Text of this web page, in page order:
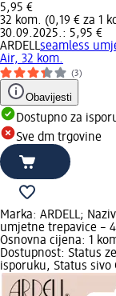
5,95 €
32 kom. (0,19 € za 1
30.09.2025.: 5,95 €
ARDELLseamless
Air, 32 kom.
(3)
Obavijesti
Dostupno za
Sve dm trgovine
Marka: ARDELL;
umjetne trepavice –
Osnovna cijena: 1
Dostupnost: Status
isporuku, Status sivo